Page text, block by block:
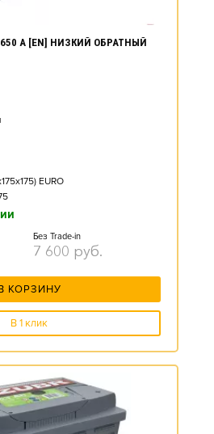
650 А [EN] НИЗКИЙ ОБРАТНЫЙ
EURO
Без Trade-in
7 600 руб.
КОРЗИНУ
В 1 клик